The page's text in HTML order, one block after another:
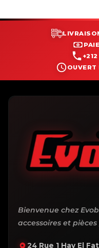
OUVERT
Bienvenue chez
accessoires et
24 Rue 1 Hay El